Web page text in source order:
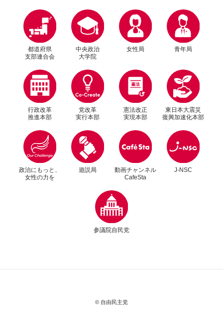
青年局 2025年11月7日
青年局中央常任委員会・役員会合同会議を開催
青年局
全日本トラック協会青年部会との意見交換会を
さらに詳しく見る
都道府県
支部連合会
中央政治
大学院
女性局 青年局
行政改革
推進本部
党改革
実行本部
憲法改正
実現本部
東日本大震災
復興加速化本部
政治にもっと、
女性の力を
別ウィンドウリンク
遊説局
別ウィンドウリンク
動画チャンネル
CafeSta
J-NSC
参議院自民党
別ウィンドウリンク
© 自由民主党